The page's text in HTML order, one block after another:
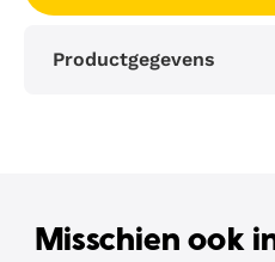
Productgegevens
Misschien ook